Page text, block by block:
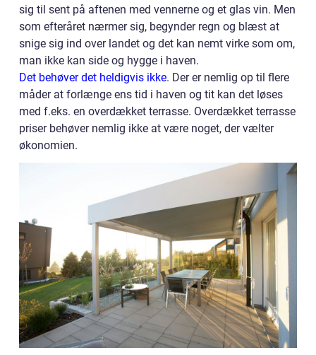
sig til sent på aftenen med vennerne og et glas vin. Men
som efteråret nærmer sig, begynder regn og blæst at
snige sig ind over landet og det kan nemt virke som om,
man ikke kan side og hygge i haven.
Det behøver det heldigvis ikke. Der er nemlig op til flere
måder at forlænge ens tid i haven og tit kan det løses
med f.eks. en overdækket terrasse. Overdækket terrasse
priser behøver nemlig ikke at være noget, der vælter
økonomien.